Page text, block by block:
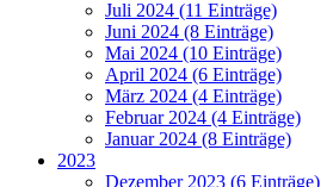
Juli 2024 (11 Einträge)
Juni 2024 (8 Einträge)
Mai 2024 (10 Einträge)
April 2024 (6 Einträge)
März 2024 (4 Einträge)
Februar 2024 (4 Einträge)
Januar 2024 (8 Einträge)
2023
Dezember 2023 (6 Einträge)